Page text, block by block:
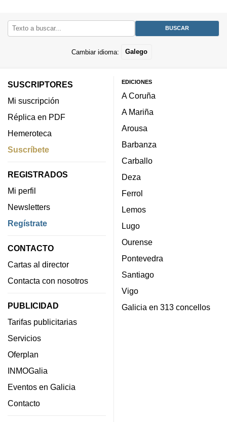
Cambiar idioma: Galego
SUSCRIPTORES
Mi suscripción
Réplica en PDF
Hemeroteca
Suscríbete
REGISTRADOS
Mi perfil
Newsletters
Regístrate
CONTACTO
Cartas al director
Contacta con nosotros
PUBLICIDAD
Tarifas publicitarias
Servicios
Oferplan
INMOGalia
Eventos en Galicia
Contacto
EDICIONES
A Coruña
A Mariña
Arousa
Barbanza
Carballo
Deza
Ferrol
Lemos
Lugo
Ourense
Pontevedra
Santiago
Vigo
Galicia en 313 concellos